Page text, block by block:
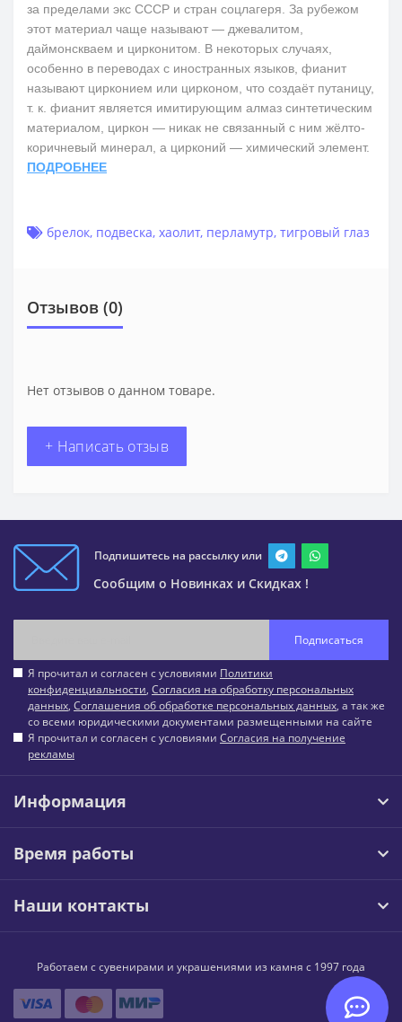
за пределами экс СССР и стран соцлагеря. За рубежом
этот материал чаще называют — джевалитом,
даймонскваем и цирконитом. В некоторых случаях,
особенно в переводах с иностранных языков, фианит
называют цирконием или цирконом, что создаёт путаницу,
т. к. фианит является имитирующим алмаз синтетическим
материалом, циркон — никак не связанный с ним жёлто-
коричневый минерал, а цирконий — химический элемент.
ПОДРОБНЕЕ
брелок, подвеска, хаолит, перламутр, тигровый глаз
Отзывов (0)
Нет отзывов о данном товаре.
+ Написать отзыв
Подпишитесь на рассылку или
Сообщим о Новинках и Скидках !
Подписаться
Я прочитал и согласен с условиями Политики
конфиденциальности, Согласия на обработку персональных
данных, Соглашения об обработке персональных данных, а так же
со всеми юридическими документами размещенными на сайте
Я прочитал и согласен с условиями Согласия на получение
рекламы
Информация
Время работы
Наши контакты
Работаем с сувенирами и украшениями из камня с 1997 года